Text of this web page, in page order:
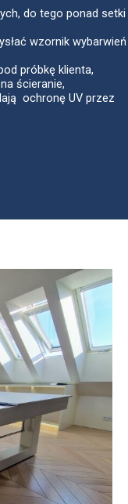
do tego ponad setki
wzornik wybarwień
próbkę klienta,
ścieranie,
ochronę UV przez